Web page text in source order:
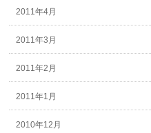
2011年4月
2011年3月
2011年2月
2011年1月
2010年12月